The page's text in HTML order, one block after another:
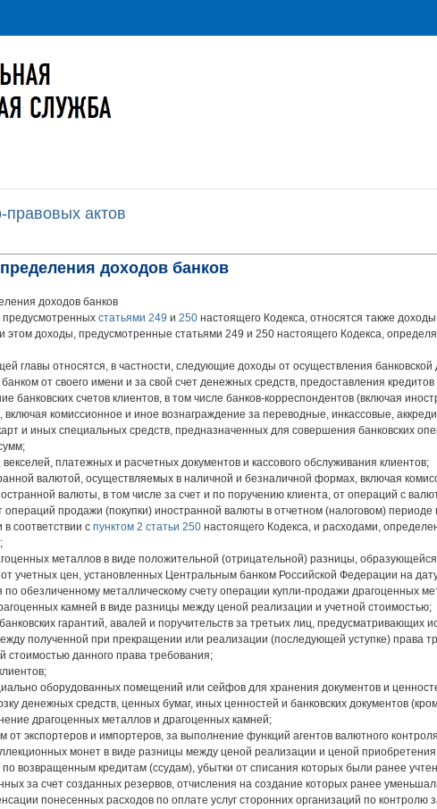
правовых актов
доходов банков
доходов банков
предусмотренных статьями 249 и 250 настоящего Кодекса, относятся также
доходы, предусмотренные статьями 249 и 250 настоящего Кодекса,
главы относятся, в частности, следующие доходы от осуществления банковской
от своего имени и за свой счет денежных средств, предоставления
банковских счетов клиентов, в том числе банков-корреспондентов (включая
комиссионное и иное вознаграждение за переводные, инкассовые,
и иных специальных средств, предназначенных для совершения банковских
платежных и расчетных документов и кассового обслуживания клиентов;
валютой, осуществляемых в наличной и безналичной формах, включая
валюты, в том числе за счет и по поручению клиента, от операций с
продажи (покупки) иностранной валюты в отчетном (налоговом)
соответствии с пунктом 2 статьи 250 настоящего Кодекса, и расходами,
металлов в виде положительной (отрицательной) разницы,
учетных цен, установленных Центральным банком Российской Федерации на
обезличенному металлическому счету операции купли-продажи драгоценных
камней в виде разницы между ценой реализации и учетной стоимостью;
гарантий, авалей и поручительств за третьих лиц, предусматривающих
полученной при прекращении или реализации (последующей уступке) права
стоимостью данного права требования;
оборудованных помещений или сейфов для хранения документов и
денежных средств, ценных бумаг, иных ценностей и банковских документов
драгоценных металлов и драгоценных камней;
от экспортеров и импортеров, за выполнение функций агентов валютного
монет в виде разницы между ценой реализации и ценой
возвращенным кредитам (ссудам), убытки от списания которых были ранее
за счет созданных резервов, отчисления на создание которых ранее
понесенных расходов по оплате услуг сторонних организаций по контролю